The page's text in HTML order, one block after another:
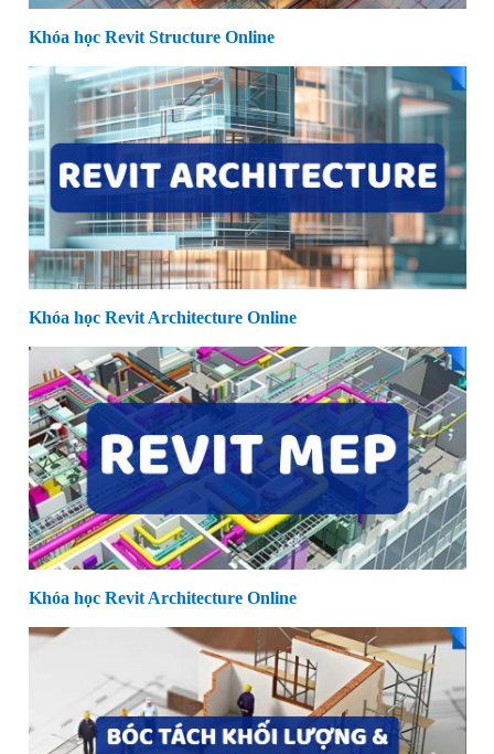
Khóa học Revit Structure Online
Khóa học Revit Architecture Online
Khóa học Revit Architecture Online